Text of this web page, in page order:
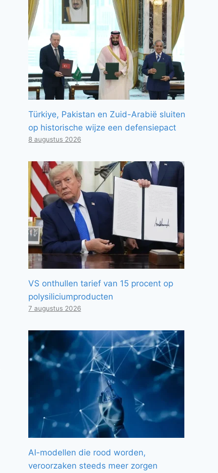
Türkiye, Pakistan en Zuid-Arabië sluiten
op historische wijze een defensiepact
8 augustus 2026
VS onthullen tarief van 15 procent op
polysiliciumproducten
7 augustus 2026
AI-modellen die rood worden,
veroorzaken steeds meer zorgen